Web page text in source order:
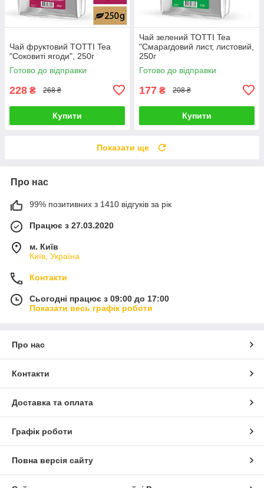
Чай фруктовий TОТТІ Tea
"Соковиті ягоди", 250г
Готово до відправки
228 ₴ 268 ₴
Купити
Чай зелений ТОТТІ Tea
"Смарагдовий лист, листовий,
250г
Готово до відправки
177 ₴ 208 ₴
Купити
Показати ще
Про нас
99% позитивних з 1410 відгуків за рік
Працює з 27.03.2020
м. Київ
Київ, Україна
Контакти
Сьогодні працює з 09:00 до 17:00
Показати весь графік роботи
Про нас
Контакти
Доставка та оплата
Графік роботи
Повна версія сайту